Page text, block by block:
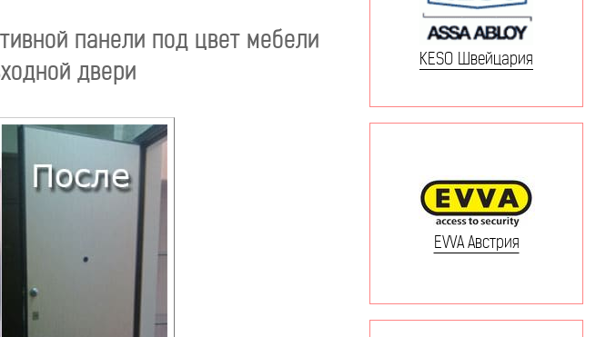
панели под цвет мебели
двери
KESO Швейцария
EVVA Австрия